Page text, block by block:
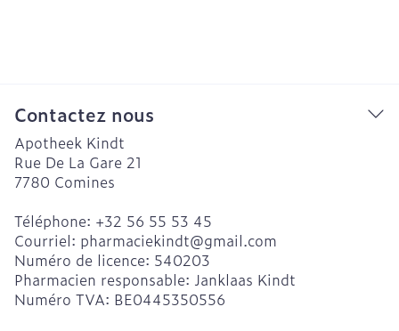
Contactez nous
Apotheek Kindt
Rue De La Gare 21
7780 Comines
Téléphone: +32 56 55 53 45
Courriel: pharmaciekindt@gmail.com
Numéro de licence: 540203
Pharmacien responsable: Janklaas Kindt
Numéro TVA: BE0445350556